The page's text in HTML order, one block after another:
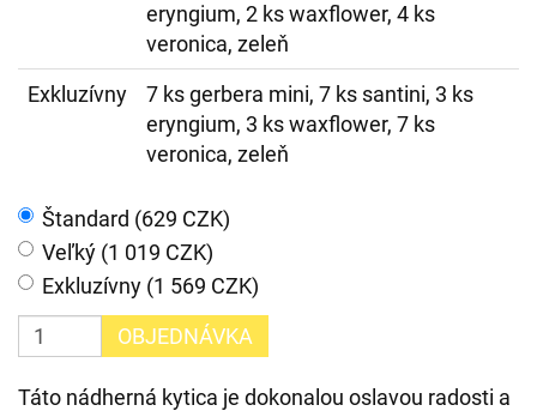
eryngium, 2 ks waxflower, 4 ks
veronica, zeleň
Exkluzívny
7 ks gerbera mini, 7 ks santini, 3 ks
eryngium, 3 ks waxflower, 7 ks
veronica, zeleň
Štandard (629 CZK)
Veľký (1 019 CZK)
Exkluzívny (1 569 CZK)
OBJEDNÁVKA
Táto nádherná kytica je dokonalou oslavou radosti a